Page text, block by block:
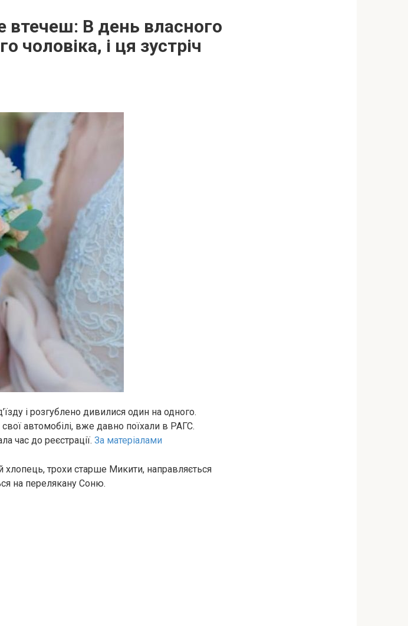
втечеш: В день власного
чоловіка, і ця зустріч
і розгублено дивилися один на одного.
свої автомобілі, вже давно поїхали в РАГС.
час до реєстрації. За матеріалами
трохи старше Микити, направляється
на перелякану Соню.